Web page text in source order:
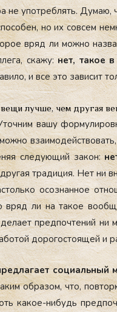
не упот­реблять.
но их сов­сем
вряд ли мож­но
ска­жу:нет, та­кое
и все это за­висит
лучше, чем другая
ва­шу
сле­ду­ющий за­кон:
тра­диция. Нет ни
осоз­нанное
вряд ли на та­кое
пред­почте­ний
до­рогос­то­ящей и
со­ци­аль­ный
об­ра­зом, что,
ка­кое-ни­будь